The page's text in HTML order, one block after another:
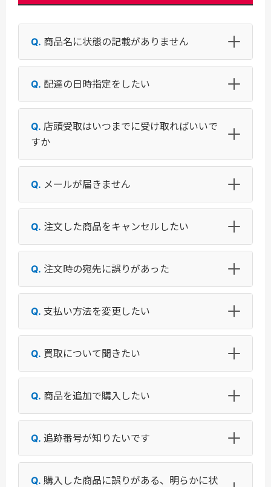
商品名に状態の記載がありません
配達の日時指定をしたい
店頭受取はいつまでに受け取ればいいで
すか
メールが届きません
注文した商品をキャンセルしたい
注文時の宛先に誤りがあった
支払い方法を変更したい
買取について聞きたい
商品を追加で購入したい
追跡番号が知りたいです
購入した商品に誤りがある、明らかに状